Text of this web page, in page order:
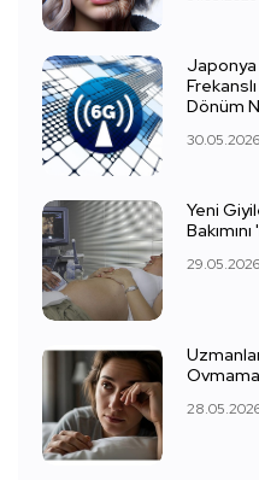
Japonya
Dönüm
30.05.2026
Yeni
29.05.2026